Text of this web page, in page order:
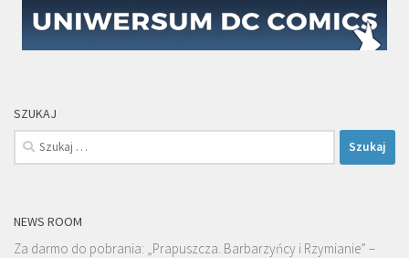
SZUKAJ
Szukaj:
NEWS ROOM
Za darmo do pobrania: „Prapuszcza. Barbarzyńcy i Rzymianie” –